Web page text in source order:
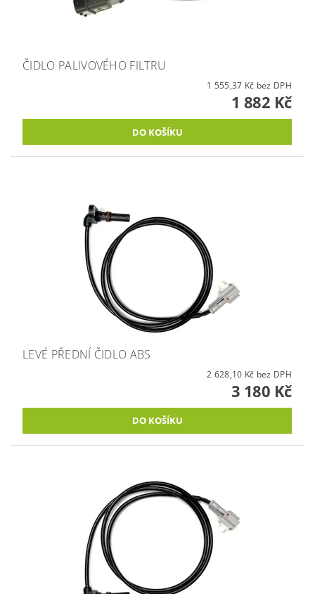
ČIDLO PALIVOVÉHO FILTRU
1 555,37 Kč bez DPH
1 882 Kč
LEVÉ PŘEDNÍ ČIDLO ABS
2 628,10 Kč bez DPH
3 180 Kč